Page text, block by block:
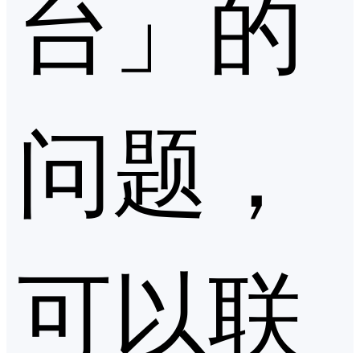
问题，
可以联